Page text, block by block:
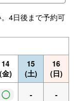
4日後まで予約可
14
(金)
15
(土)
16
(日)
◯ - -